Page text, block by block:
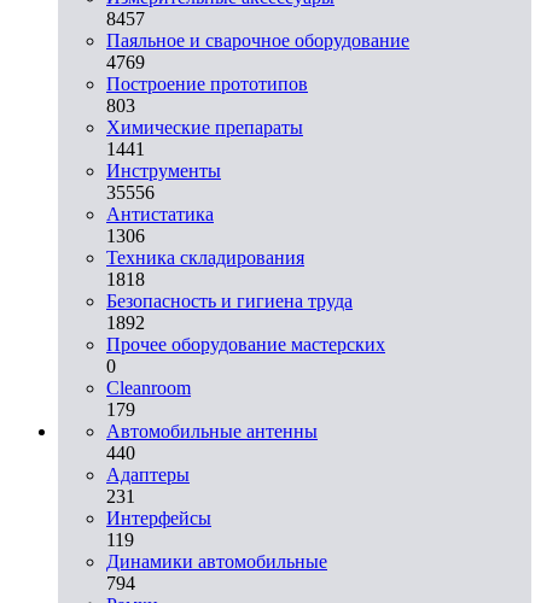
8457
Паяльное и сварочное оборудование
4769
Построение прототипов
803
Химические препараты
1441
Инструменты
35556
Aнтистатика
1306
Техника складирования
1818
Безопасность и гигиена труда
1892
Прочее оборудование мастерских
0
Cleanroom
179
Автомобильные антенны
440
Адаптеры
231
Интерфейсы
119
Динамики автомобильные
794